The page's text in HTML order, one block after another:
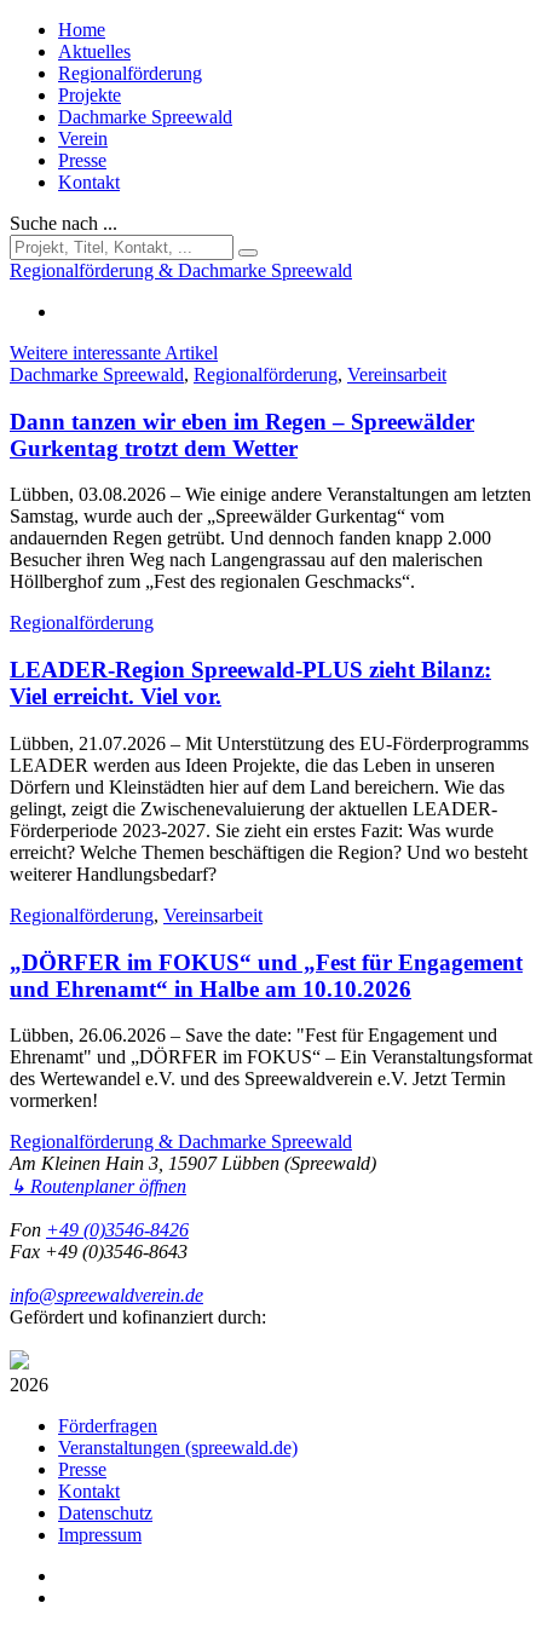
Home
Aktuelles
Regionalförderung
Projekte
Dachmarke Spreewald
Verein
Presse
Kontakt
Suche nach ...
Regionalförderung & Dachmarke Spreewald
Weitere interessante Artikel
Dachmarke Spreewald, Regionalförderung, Vereinsarbeit
Dann tanzen wir eben im Regen – Spreewälder
Gurkentag trotzt dem Wetter
Lübben, 03.08.2026 – Wie einige andere Veranstaltungen am letzten
Samstag, wurde auch der „Spreewälder Gurkentag“ vom
andauernden Regen getrübt. Und dennoch fanden knapp 2.000
Besucher ihren Weg nach Langengrassau auf den malerischen
Höllberghof zum „Fest des regionalen Geschmacks“.
Regionalförderung
LEADER-Region Spreewald-PLUS zieht Bilanz:
Viel erreicht. Viel vor.
Lübben, 21.07.2026 – Mit Unterstützung des EU-Förderprogramms
LEADER werden aus Ideen Projekte, die das Leben in unseren
Dörfern und Kleinstädten hier auf dem Land bereichern. Wie das
gelingt, zeigt die Zwischenevaluierung der aktuellen LEADER-
Förderperiode 2023-2027. Sie zieht ein erstes Fazit: Was wurde
erreicht? Welche Themen beschäftigen die Region? Und wo besteht
weiterer Handlungsbedarf?
Regionalförderung, Vereinsarbeit
„DÖRFER im FOKUS“ und „Fest für Engagement
und Ehrenamt“ in Halbe am 10.10.2026
Lübben, 26.06.2026 – Save the date: "Fest für Engagement und
Ehrenamt" und „DÖRFER im FOKUS“ – Ein Veranstaltungsformat
des Wertewandel e.V. und des Spreewaldverein e.V. Jetzt Termin
vormerken!
Regionalförderung & Dachmarke Spreewald
Am Kleinen Hain 3, 15907 Lübben (Spreewald)
↳ Routenplaner öffnen
Fon +49 (0)3546-8426
Fax +49 (0)3546-8643
info@spreewaldverein.de
Gefördert und kofinanziert durch:
2026
Förderfragen
Veranstaltungen (spreewald.de)
Presse
Kontakt
Datenschutz
Impressum